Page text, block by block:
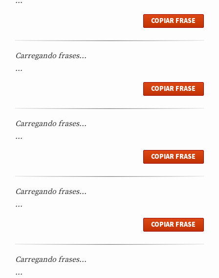
COPIAR FRASE
Carregando frases...
...
COPIAR FRASE
Carregando frases...
...
COPIAR FRASE
Carregando frases...
...
COPIAR FRASE
Carregando frases...
...